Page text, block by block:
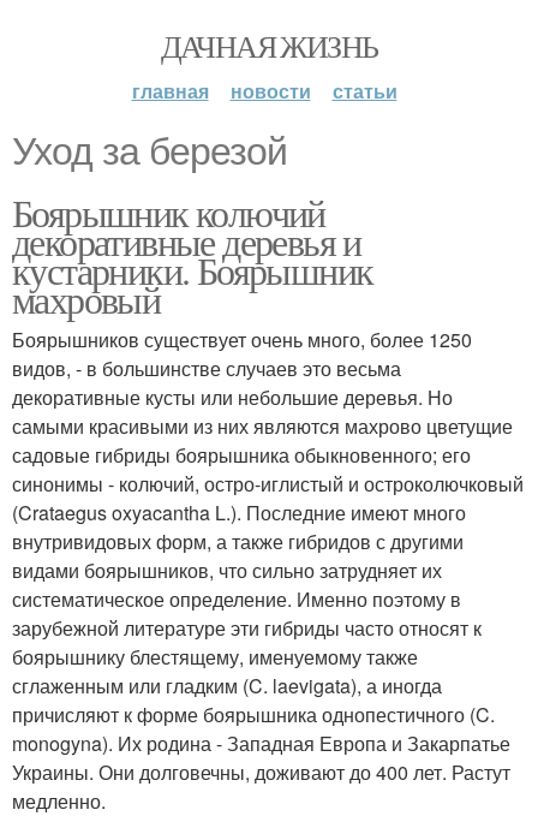
ДАЧНАЯ ЖИЗНЬ
главная новости статьи
Уход за березой
Боярышник колючий
декоративные деревья и
кустарники. Боярышник
махровый
Боярышников существует очень много, более 1250
видов, - в большинстве случаев это весьма
декоративные кусты или небольшие деревья. Но
самыми красивыми из них являются махрово цветущие
садовые гибриды боярышника обыкновенного; его
синонимы - колючий, остро-иглистый и остроколючковый
(Crataegus oxyacantha L.). Последние имеют много
внутривидовых форм, а также гибридов с другими
видами боярышников, что сильно затрудняет их
систематическое определение. Именно поэтому в
зарубежной литературе эти гибриды часто относят к
боярышнику блестящему, именуемому также
сглаженным или гладким (C. laevigata), а иногда
причисляют к форме боярышника однопестичного (C.
monogyna). Их родина - Западная Европа и Закарпатье
Украины. Они долговечны, доживают до 400 лет. Растут
медленно.